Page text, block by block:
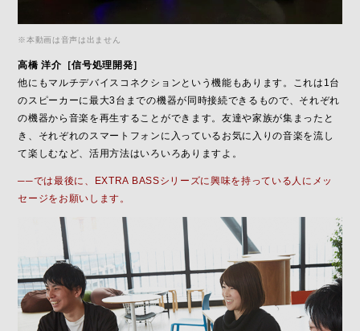
※本動画は音声は出ません
高橋 洋介［信号処理開発］
他にもマルチデバイスコネクションという機能もあります。これは1台
のスピーカーに最大3台までの機器が同時接続できるもので、それぞれ
の機器から音楽を再生することができます。友達や家族が集まったと
き、それぞれのスマートフォンに入っているお気に入りの音楽を流し
て楽しむなど、活用方法はいろいろありますよ。
──では最後に、EXTRA BASSシリーズに興味を持っている人にメッ
セージをお願いします。